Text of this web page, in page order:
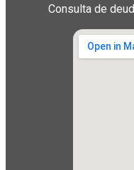
Consulta de